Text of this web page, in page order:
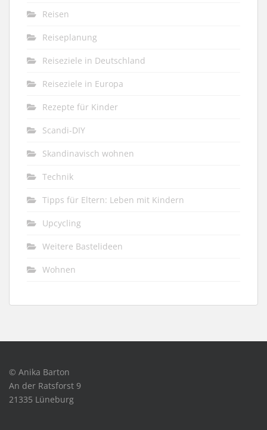
Reisen
Reiseplanung
Reiseziele in Deutschland
Reiseziele in Europa
Rezepte für Kinder
Scandi-DIY
Skandinavisch wohnen
Technik
Tipps für Eltern: Leben mit Kindern
Upcycling
Weitere Bastelideen
Wohnen
© Anika Barton
An der Ratsforst 9
21335 Lüneburg